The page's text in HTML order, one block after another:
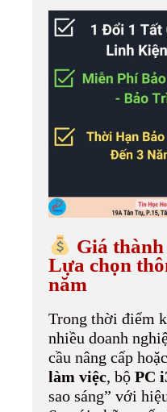
Giá
Lựa chọn
năm
Trong thời điểm
nhiều doanh
cầu nâng cấp
làm việc, bộ PC
sao sáng” với